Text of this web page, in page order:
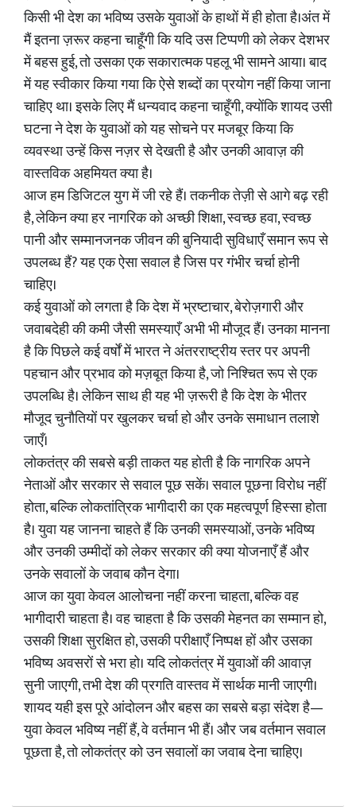
किसी भी देश का भविष्य उसके युवाओं के हाथों में ही होता है।अंत में
मैं इतना ज़रूर कहना चाहूँगी कि यदि उस टिप्पणी को लेकर देशभर
में बहस हुई, तो उसका एक सकारात्मक पहलू भी सामने आया। बाद
में यह स्वीकार किया गया कि ऐसे शब्दों का प्रयोग नहीं किया जाना
चाहिए था। इसके लिए मैं धन्यवाद कहना चाहूँगी, क्योंकि शायद उसी
घटना ने देश के युवाओं को यह सोचने पर मजबूर किया कि
व्यवस्था उन्हें किस नज़र से देखती है और उनकी आवाज़ की
वास्तविक अहमियत क्या है।
आज हम डिजिटल युग में जी रहे हैं। तकनीक तेज़ी से आगे बढ़ रही
है, लेकिन क्या हर नागरिक को अच्छी शिक्षा, स्वच्छ हवा, स्वच्छ
पानी और सम्मानजनक जीवन की बुनियादी सुविधाएँ समान रूप से
उपलब्ध हैं? यह एक ऐसा सवाल है जिस पर गंभीर चर्चा होनी
चाहिए।
कई युवाओं को लगता है कि देश में भ्रष्टाचार, बेरोज़गारी और
जवाबदेही की कमी जैसी समस्याएँ अभी भी मौजूद हैं। उनका मानना
है कि पिछले कई वर्षों में भारत ने अंतरराष्ट्रीय स्तर पर अपनी
पहचान और प्रभाव को मज़बूत किया है, जो निश्चित रूप से एक
उपलब्धि है। लेकिन साथ ही यह भी ज़रूरी है कि देश के भीतर
मौजूद चुनौतियों पर खुलकर चर्चा हो और उनके समाधान तलाशे
जाएँ।
लोकतंत्र की सबसे बड़ी ताकत यह होती है कि नागरिक अपने
नेताओं और सरकार से सवाल पूछ सकें। सवाल पूछना विरोध नहीं
होता, बल्कि लोकतांत्रिक भागीदारी का एक महत्वपूर्ण हिस्सा होता
है। युवा यह जानना चाहते हैं कि उनकी समस्याओं, उनके भविष्य
और उनकी उम्मीदों को लेकर सरकार की क्या योजनाएँ हैं और
उनके सवालों के जवाब कौन देगा।
आज का युवा केवल आलोचना नहीं करना चाहता, बल्कि वह
भागीदारी चाहता है। वह चाहता है कि उसकी मेहनत का सम्मान हो,
उसकी शिक्षा सुरक्षित हो, उसकी परीक्षाएँ निष्पक्ष हों और उसका
भविष्य अवसरों से भरा हो। यदि लोकतंत्र में युवाओं की आवाज़
सुनी जाएगी, तभी देश की प्रगति वास्तव में सार्थक मानी जाएगी।
शायद यही इस पूरे आंदोलन और बहस का सबसे बड़ा संदेश है—
युवा केवल भविष्य नहीं हैं, वे वर्तमान भी हैं। और जब वर्तमान सवाल
पूछता है, तो लोकतंत्र को उन सवालों का जवाब देना चाहिए।